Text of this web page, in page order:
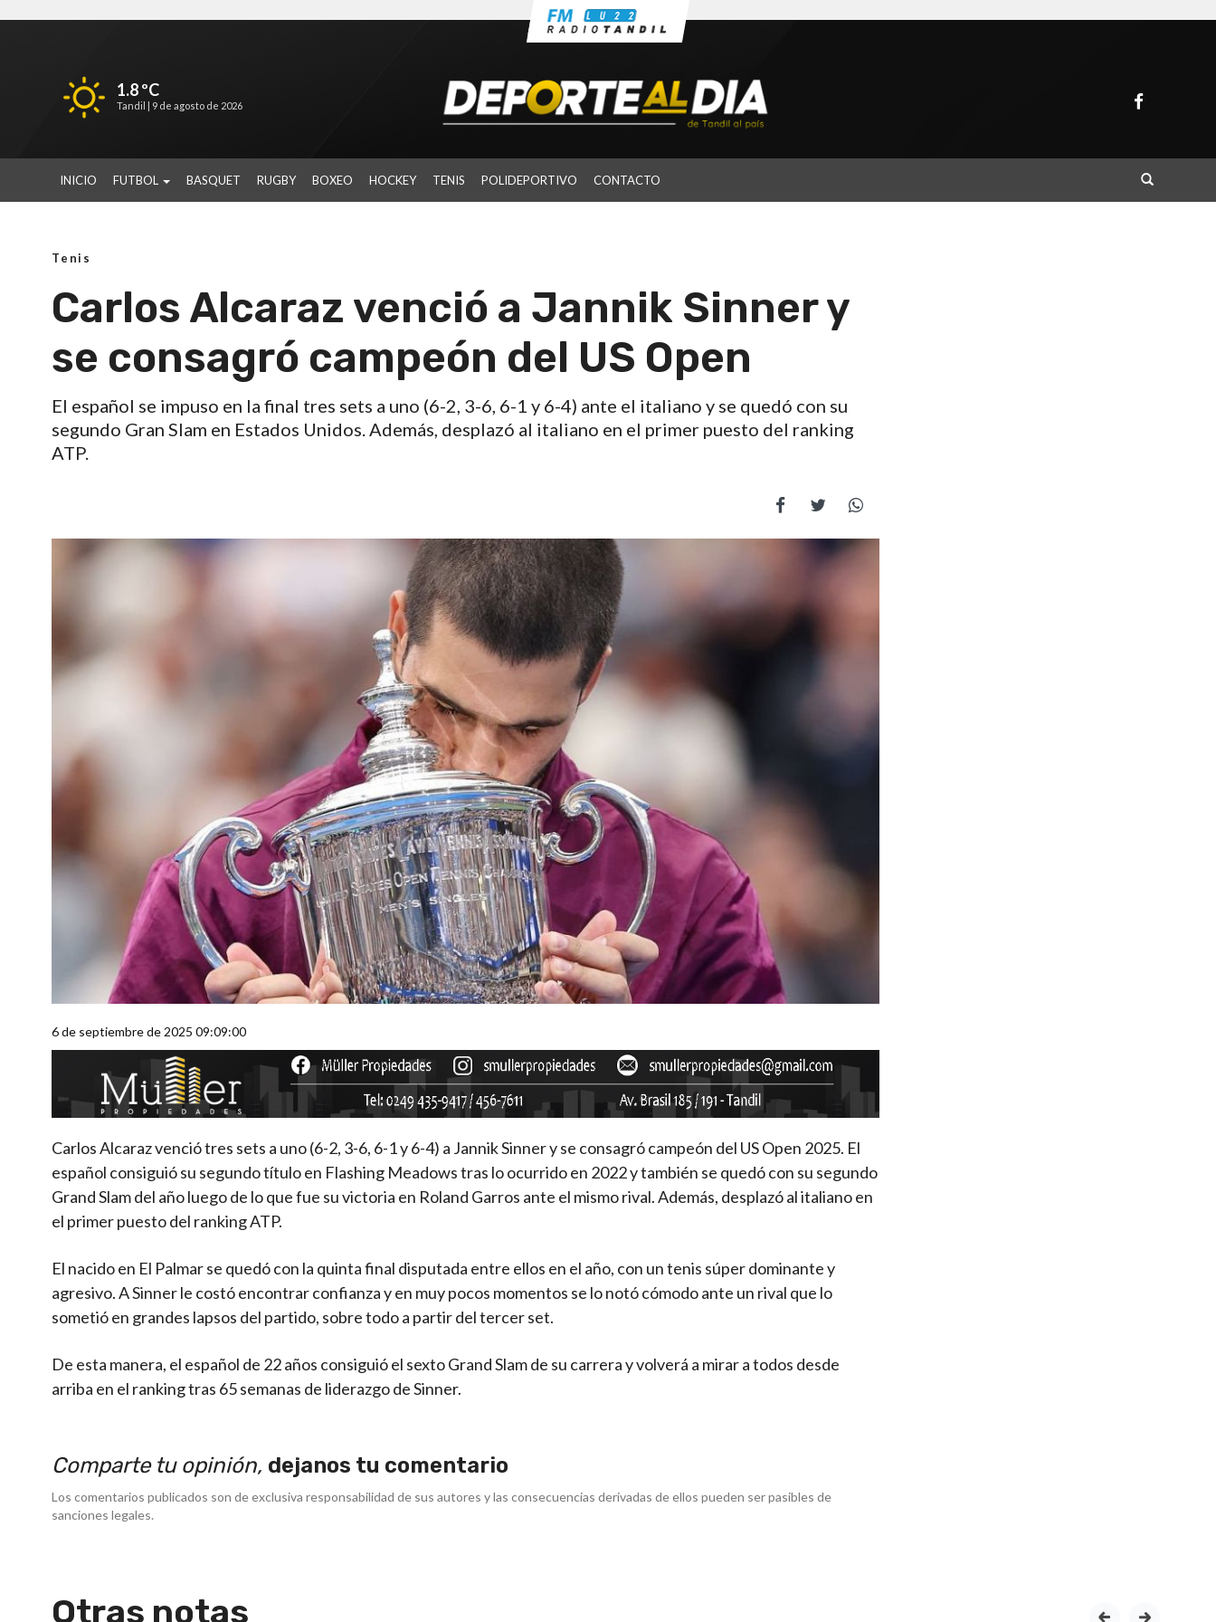
1.8 ºC
Tandil | 9 de agosto de 2026
INICIO FUTBOL BASQUET RUGBY BOXEO HOCKEY TENIS POLIDEPORTIVO CONTACTO
Tenis
Carlos Alcaraz venció a Jannik Sinner y
se consagró campeón del US Open
El español se impuso en la final tres sets a uno (6-2, 3-6, 6-1 y 6-4) ante el italiano y se quedó con su
segundo Gran Slam en Estados Unidos. Además, desplazó al italiano en el primer puesto del ranking
ATP.
6 de septiembre de 2025 09:09:00
Carlos Alcaraz venció tres sets a uno (6-2, 3-6, 6-1 y 6-4) a Jannik Sinner y se consagró campeón del US Open 2025. El
español consiguió su segundo título en Flashing Meadows tras lo ocurrido en 2022 y también se quedó con su segundo
Grand Slam del año luego de lo que fue su victoria en Roland Garros ante el mismo rival. Además, desplazó al italiano en
el primer puesto del ranking ATP.
El nacido en El Palmar se quedó con la quinta final disputada entre ellos en el año, con un tenis súper dominante y
agresivo. A Sinner le costó encontrar confianza y en muy pocos momentos se lo notó cómodo ante un rival que lo
sometió en grandes lapsos del partido, sobre todo a partir del tercer set.
De esta manera, el español de 22 años consiguió el sexto Grand Slam de su carrera y volverá a mirar a todos desde
arriba en el ranking tras 65 semanas de liderazgo de Sinner.
Comparte tu opinión, dejanos tu comentario
Los comentarios publicados son de exclusiva responsabilidad de sus autores y las consecuencias derivadas de ellos pueden ser pasibles de
sanciones legales.
Otras notas prev next